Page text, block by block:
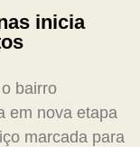
inicia
bairro
em nova etapa
marcada para